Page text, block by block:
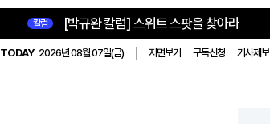
칼럼 [박규완 칼럼] 스위트 스팟을 찾아라
TODAY 2026년 08월 07일(금) 지면보기 구독신청 기사제보